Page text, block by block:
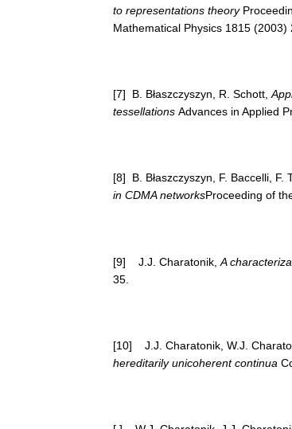
to representations theory
Mathematical Physics 1815 (2003)
[7] B. Błaszczyszyn, R. Schott,
tessellations Advances in Applied
[8] B. Błaszczyszyn, F. Baccelli, F.
in CDMA networksProceeding of
[9] J.J. Charatonik, A
35.
[10] J.J. Charatonik, W.J.
hereditarily unicoherent continua